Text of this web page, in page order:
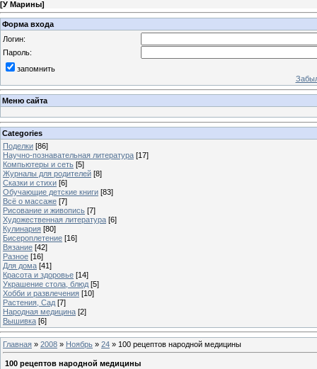
[У Марины]
Форма входа
Логин:
Пароль:
запомнить
Меню сайта
Categories
Поделки [86]
Научно-познавательная литература [17]
Компьютеры и сеть [5]
Журналы для родителей [8]
Сказки и стихи [6]
Обучающие детские книги [83]
Всё о массаже [7]
Рисование и живопись [7]
Художественная литература [6]
Кулинария [80]
Бисероплетение [16]
Вязание [42]
Разное [16]
Для дома [41]
Красота и здоровье [14]
Украшение стола, блюд [5]
Хобби и развлечения [10]
Растения, Сад [7]
Народная медицина [2]
Вышивка [6]
Главная » 2008 » Ноябрь » 24 » 100 рецептов народной медицины
100 рецептов народной медицины